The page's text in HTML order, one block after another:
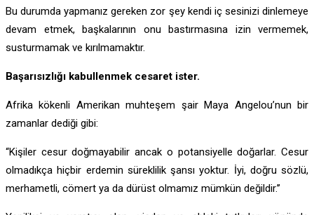
Bu durumda yapmanız gereken zor şey kendi iç sesinizi dinlemeye
devam etmek, başkalarının onu bastırmasına izin vermemek,
susturmamak ve kırılmamaktır.
Başarısızlığı kabullenmek cesaret ister.
Afrika kökenli Amerikan muhteşem şair Maya Angelou’nun bir
zamanlar dediği gibi:
“Kişiler cesur doğmayabilir ancak o potansiyelle doğarlar. Cesur
olmadıkça hiçbir erdemin süreklilik şansı yoktur. İyi, doğru sözlü,
merhametli, cömert ya da dürüst olmamız mümkün değildir.’’